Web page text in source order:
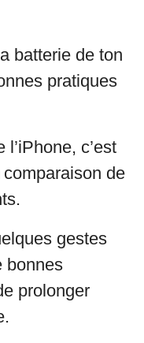
batterie de ton
pratiques
c’est
de
gestes
bonnes
prolonger